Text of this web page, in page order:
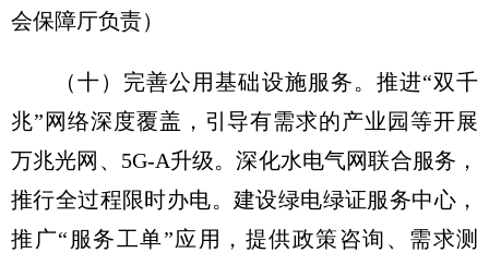
会保障厅负责）
（十）完善公用基础设施服务。 推进“双千
兆”网络深度覆盖，引导有需求的产业园等开展
万兆光网、5G-A升级。深化水电气网联合服务，
推行全过程限时办电。建设绿电绿证服务中心，
推广“服务工单”应用，提供政策咨询、需求测